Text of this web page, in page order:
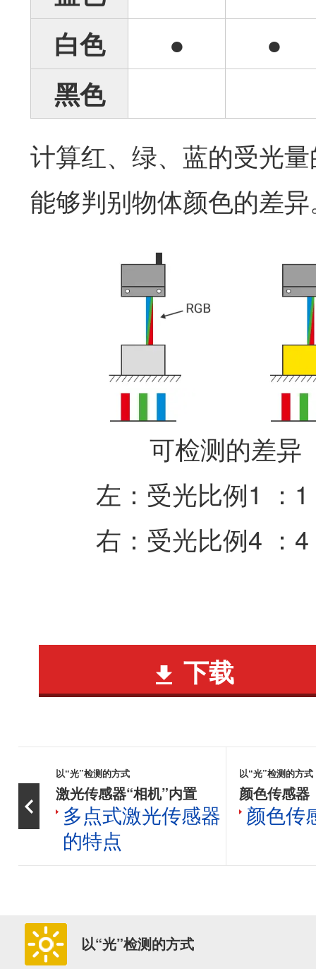
白色
● ●
黑色
计算红、绿、蓝的受光
能够判别物体颜色的差
可检测的差异
左：受光比例1 ：
右：受光比例4 ：
下载
以“光”检测的方式
激光传感器“相机”内置
多点式激光传感器
的特点
以“光”检测的方式
颜色传感器
颜色传
以“光”检测的方式